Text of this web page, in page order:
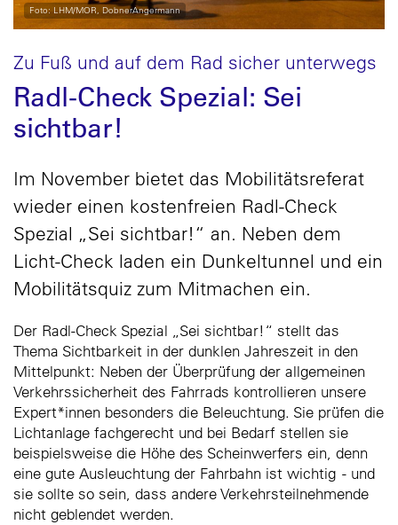
Zu Fuß und auf dem Rad sicher unterwegs
Radl-Check Spezial: Sei
sichtbar!
Im November bietet das Mobilitätsreferat
wieder einen kostenfreien Radl-Check
Spezial „Sei sichtbar!“ an. Neben dem
Licht-Check laden ein Dunkeltunnel und ein
Mobilitätsquiz zum Mitmachen ein.
Foto: LHM/MOR, DobnerAngermann
Der Radl-Check Spezial „Sei sichtbar!“ stellt das
Thema Sichtbarkeit in der dunklen Jahreszeit in den
Mittelpunkt: Neben der Überprüfung der allgemeinen
Verkehrssicherheit des Fahrrads kontrollieren unsere
Expert*innen besonders die Beleuchtung. Sie prüfen die
Lichtanlage fachgerecht und bei Bedarf stellen sie
beispielsweise die Höhe des Scheinwerfers ein, denn
eine gute Ausleuchtung der Fahrbahn ist wichtig - und
sie sollte so sein, dass andere Verkehrsteilnehmende
nicht geblendet werden.